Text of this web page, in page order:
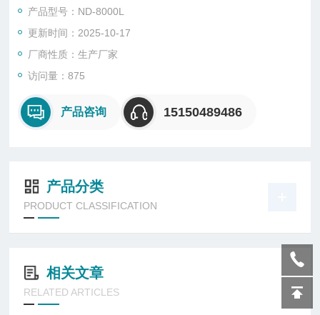
产品型号：ND-8000L
更新时间：2025-10-17
厂商性质：生产厂家
访问量：875
产品咨询 15150489486
产品分类
PRODUCT CLASSIFICATION
相关文章
RELATED ARTICLES